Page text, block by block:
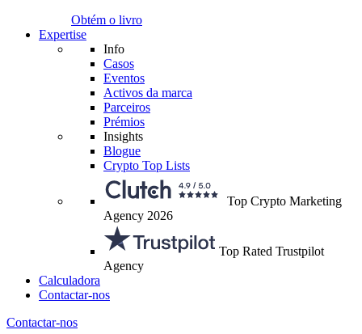
Obtém o livro
Expertise
Info
Casos
Eventos
Activos da marca
Parceiros
Prémios
Insights
Blogue
Crypto Top Lists
Top Crypto Marketing
Agency 2026
Top Rated Trustpilot
Agency
Calculadora
Contactar-nos
Contactar-nos